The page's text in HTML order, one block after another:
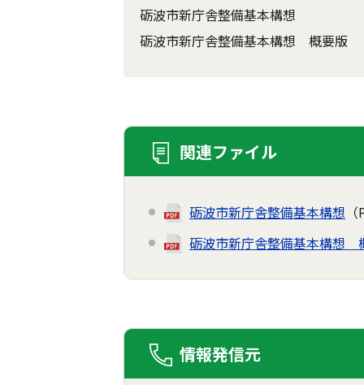
砺波市新庁舎整備基本構想
砺波市新庁舎整備基本構想 概要版
関連ファイル
砺波市新庁舎整備基本構想
砺波市新庁舎整備基本構想
情報発信元